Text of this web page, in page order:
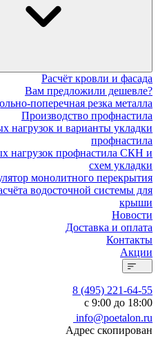
Расчёт кровли и фасада
Вам предложили дешевле?
поперечная резка металла
Производство профнастила
нагрузок и варианты укладки
профнастила
нагрузок профнастила СКН и
схем укладки
монолитного перекрытия
водосточной системы для
крыши
Новости
Доставка и оплата
Контакты
Акции
8 (495) 221-64-55
с 9:00 до 18:00
info@poetalon.ru
Адрес скопирован